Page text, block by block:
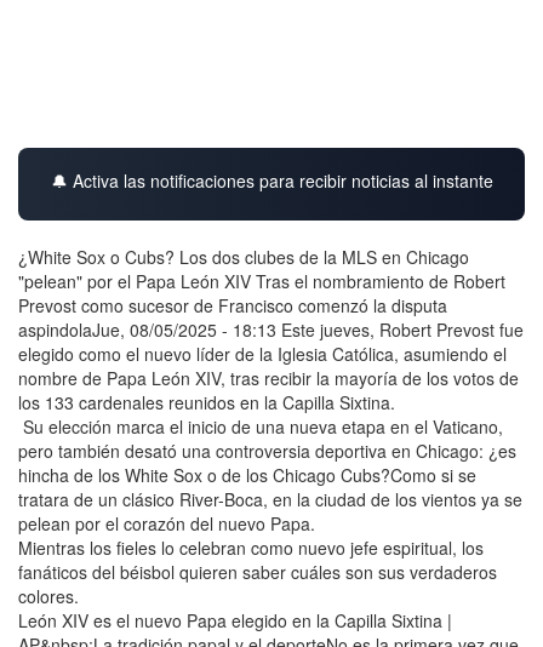
🔔 Activa las notificaciones para recibir noticias al instante
¿White Sox o Cubs? Los dos clubes de la MLS en Chicago
"pelean" por el Papa León XIV Tras el nombramiento de Robert
Prevost como sucesor de Francisco comenzó la disputa
aspindolaJue, 08/05/2025 - 18:13 Este jueves, Robert Prevost fue
elegido como el nuevo líder de la Iglesia Católica, asumiendo el
nombre de Papa León XIV, tras recibir la mayoría de los votos de
los 133 cardenales reunidos en la Capilla Sixtina.
Su elección marca el inicio de una nueva etapa en el Vaticano,
pero también desató una controversia deportiva en Chicago: ¿es
hincha de los White Sox o de los Chicago Cubs?Como si se
tratara de un clásico River-Boca, en la ciudad de los vientos ya se
pelean por el corazón del nuevo Papa.
Mientras los fieles lo celebran como nuevo jefe espiritual, los
fanáticos del béisbol quieren saber cuáles son sus verdaderos
colores.
León XIV es el nuevo Papa elegido en la Capilla Sixtina |